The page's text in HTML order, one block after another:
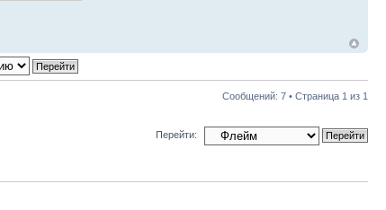
Сообщений: 7 • Страница 1 из 1
Перейти: